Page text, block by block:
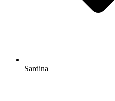
Sardina